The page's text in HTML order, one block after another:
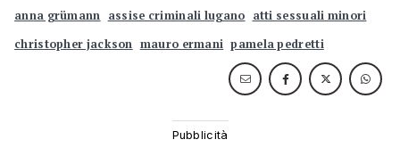
anna grümann assise criminali lugano atti sessuali minori
christopher jackson mauro ermani pamela pedretti